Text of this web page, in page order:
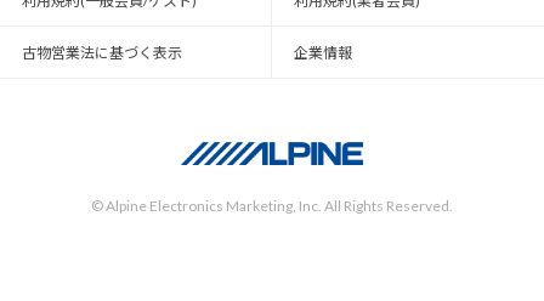
古物営業法に基づく表示 企業情報
© Alpine Electronics Marketing, Inc. All Rights Reserved.